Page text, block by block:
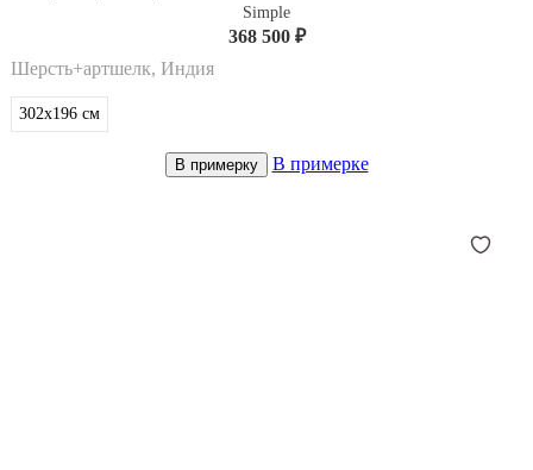
Simple
368 500 ₽
Шерсть+артшелк, Индия
302x196 см
В примерку В примерке